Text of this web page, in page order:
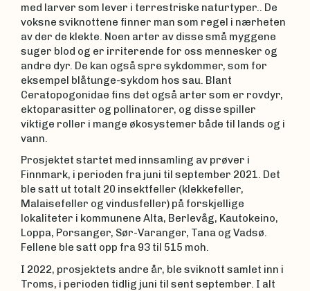
med larver som lever i terrestriske naturtyper.. De
voksne sviknottene finner man som regel i nærheten
av der de klekte. Noen arter av disse små myggene
suger blod og er irriterende for oss mennesker og
andre dyr. De kan også spre sykdommer, som for
eksempel blåtunge-sykdom hos sau. Blant
Ceratopogonidae fins det også arter som er rovdyr,
ektoparasitter og pollinatorer, og disse spiller
viktige roller i mange økosystemer både til lands og i
vann.
Prosjektet startet med innsamling av prøver i
Finnmark, i perioden fra juni til september 2021. Det
ble satt ut totalt 20 insektfeller (klekkefeller,
Malaisefeller og vindusfeller) på forskjellige
lokaliteter i kommunene Alta, Berlevåg, Kautokeino,
Loppa, Porsanger, Sør-Varanger, Tana og Vadsø.
Fellene ble satt opp fra 93 til 515 moh.
I 2022, prosjektets andre år, ble sviknott samlet inn i
Troms, i perioden tidlig juni til sent september. I alt